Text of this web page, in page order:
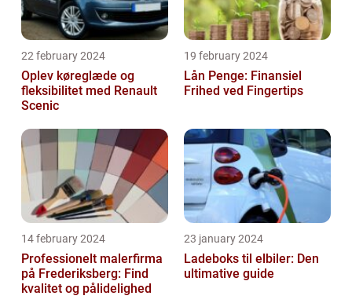
22 february 2024
Oplev køreglæde og
fleksibilitet med Renault
Scenic
19 february 2024
Lån Penge: Finansiel
Frihed ved Fingertips
14 february 2024
Professionelt malerfirma
på Frederiksberg: Find
kvalitet og pålidelighed
23 january 2024
Ladeboks til elbiler: Den
ultimative guide